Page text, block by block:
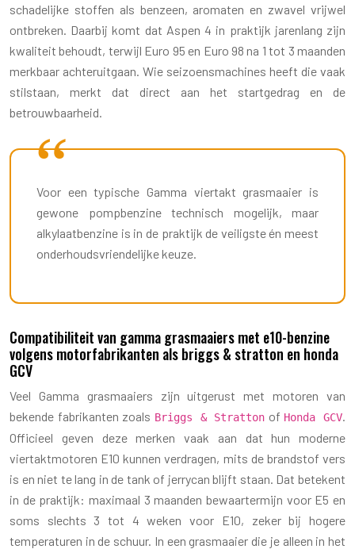
schadelijke stoffen als benzeen, aromaten en zwavel vrijwel
ontbreken. Daarbij komt dat Aspen 4 in praktijk jarenlang zijn
kwaliteit behoudt, terwijl Euro 95 en Euro 98 na 1 tot 3 maanden
merkbaar achteruitgaan. Wie seizoensmachines heeft die vaak
stilstaan, merkt dat direct aan het startgedrag en de
betrouwbaarheid.
Voor een typische Gamma viertakt grasmaaier is
gewone pompbenzine technisch mogelijk, maar
alkylaatbenzine is in de praktijk de veiligste én meest
onderhoudsvriendelijke keuze.
Compatibiliteit van gamma grasmaaiers met e10-benzine
volgens motorfabrikanten als briggs & stratton en honda
GCV
Veel Gamma grasmaaiers zijn uitgerust met motoren van
bekende fabrikanten zoals Briggs & Stratton of Honda GCV.
Officieel geven deze merken vaak aan dat hun moderne
viertaktmotoren E10 kunnen verdragen, mits de brandstof vers
is en niet te lang in de tank of jerrycan blijft staan. Dat betekent
in de praktijk: maximaal 3 maanden bewaartermijn voor E5 en
soms slechts 3 tot 4 weken voor E10, zeker bij hogere
temperaturen in de schuur. In een grasmaaier die je alleen in het